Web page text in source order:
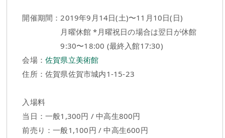
開催期間：2019年9月14日(土)〜11月10日(日)
月曜休館 *月曜祝日の場合は翌日が休館
9:30〜18:00 (最終入館17:30)
会場：佐賀県立美術館
住所：佐賀県佐賀市城内1-15-23
入場料
当日：一般1,300円 / 中高生800円
前売り：一般1,100円 / 中高生600円